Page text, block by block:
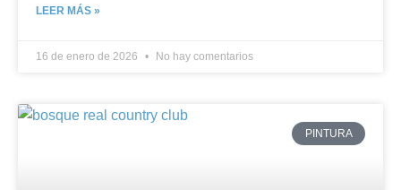
LEER MÁS »
16 de enero de 2026 No hay comentarios
PINTURA